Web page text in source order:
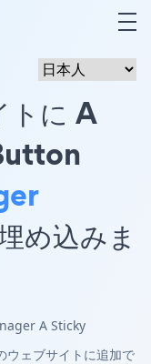
トに A
め込みま
A Sticky
ェブサイトに追加で